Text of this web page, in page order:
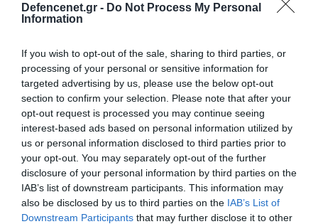
Defencenet.gr - Do Not Process My Personal
Information
If you wish to opt-out of the sale, sharing to third parties, or
processing of your personal or sensitive information for
targeted advertising by us, please use the below opt-out
section to confirm your selection. Please note that after your
opt-out request is processed you may continue seeing
interest-based ads based on personal information utilized by
us or personal information disclosed to third parties prior to
your opt-out. You may separately opt-out of the further
disclosure of your personal information by third parties on the
IAB’s list of downstream participants. This information may
also be disclosed by us to third parties on the IAB’s List of
Downstream Participants that may further disclose it to other
07.08.2026 | 11:02
Κλειστή μέχρι νεωτέρας η παραλία
Λυκοδήμου στα Κύθηρα για λόγους ασφαλείας
ΠΟΛΙΤΙΚΗ